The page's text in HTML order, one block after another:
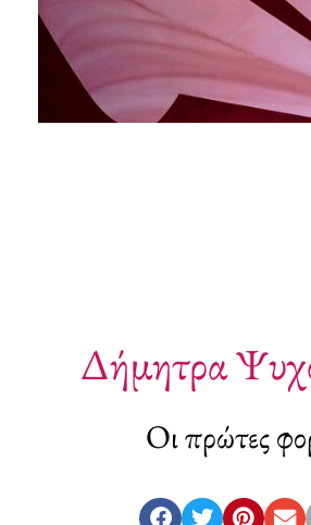
Δήμητρα
Οι πρώτες